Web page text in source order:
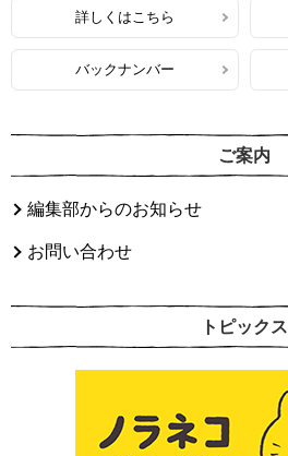
詳しくはこちら
バックナンバー
ご案内
編集部からのお知らせ
お問い合わせ
トピックス